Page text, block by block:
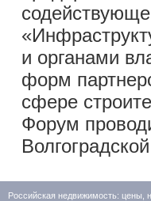
и органами
форм
сфере
Форум
Российская недвижимость: цены,